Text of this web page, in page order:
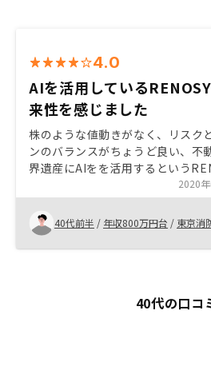
4.0
AIを活用している
来性を感じました
株のような値動きがなく、リスク
ンのバランスがちょうど良い、不
界遺産にAIをを活用するという
将来性を感じた。リスクとして自
購入する時ローン審査の時に多少
影響が出ること、メリットとして
分離課税でなく経費で年収を下げ
当の所得制限内に収めることが出
2020
40代前半 / 年収800万円台 / 東京消
40代の口コ